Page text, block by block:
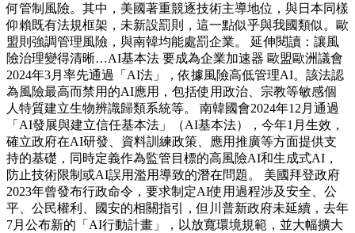
何管制風險。其中，美國著重競逐技術主導地位，與日本同樣
仰賴既有法規框架，未新設罰則，這一點似乎與我國類似。歐
盟則強調管理風險，與南韓均能處罰企業。 延伸閱讀：讓風
險治理變得清晰…AI基本法 要成為企業加速器 歐盟歐洲議會
2024年3月率先通過「AI法」，依據風險高低管理AI。該法認
為風險最高而禁用的AI應用，包括使用政治、宗教等敏感個
人特質建立生物辨識歸類系統等。 南韓國會2024年12月通過
「AI發展與建立信任基本法」（AI基本法），今年1月生效，
確立政府在AI研發、資料訓練政策、應用推廣等方面提供支
持的基礎，同時定義作為監管目標的高風險AI和生成式AI，
防止技術限制或AI誤用濫用導致的潛在問題。 美國拜登政府
2023年曾發布行政命令，要求制定AI使用過程涉及安全、公
平、公民權利、國安的相關指引，但川普新政府未延續，去年
7月公布新的「AI行動計畫」，以放寬環境規範，並大幅擴大